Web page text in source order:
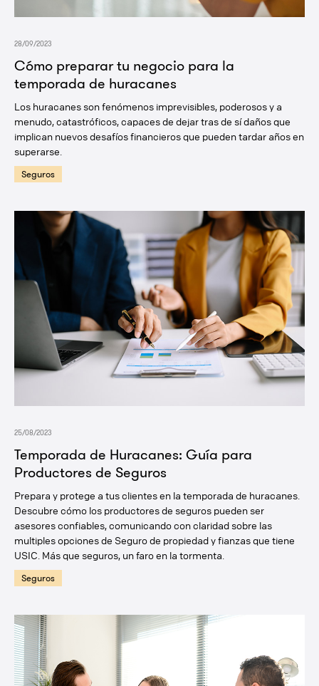
Cómo preparar tu negocio para la
temporada de huracanes
28/09/2023
Los huracanes son fenómenos imprevisibles, poderosos y a
menudo, catastróficos, capaces de dejar tras de sí daños que
implican nuevos desafíos financieros que pueden tardar años en
superarse.
Seguros
Temporada de Huracanes: Guía para
Productores de Seguros
25/08/2023
Prepara y protege a tus clientes en la temporada de huracanes.
Descubre cómo los productores de seguros pueden ser
asesores confiables, comunicando con claridad sobre las
multiples opciones de Seguro de propiedad y fianzas que tiene
USIC. Más que seguros, un faro en la tormenta.
Seguros